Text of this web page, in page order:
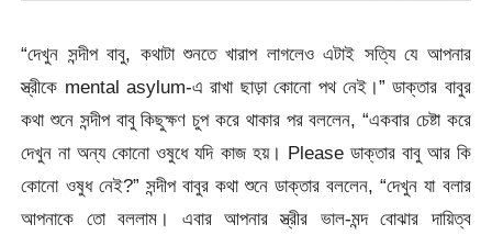
“দেখুন সন্দীপ বাবু, কথাটা শুনতে খারাপ লাগলেও এটাই সত্যি যে আপনার
স্ত্রীকে mental asylum-এ রাখা ছাড়া কোনো পথ নেই।” ডাক্তার বাবুর
কথা শুনে সন্দীপ বাবু কিছুক্ষণ চুপ করে থাকার পর বললেন, “একবার চেষ্টা করে
দেখুন না অন্য কোনো ওষুধে যদি কাজ হয়। Please ডাক্তার বাবু আর কি
কোনো ওষুধ নেই?” সন্দীপ বাবুর কথা শুনে ডাক্তার বললেন, “দেখুন যা বলার
আপনাকে তো বললাম। এবার আপনার স্ত্রীর ভাল-মন্দ বোঝার দায়িত্ব